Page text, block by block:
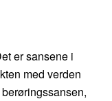
er sansene i
med verden